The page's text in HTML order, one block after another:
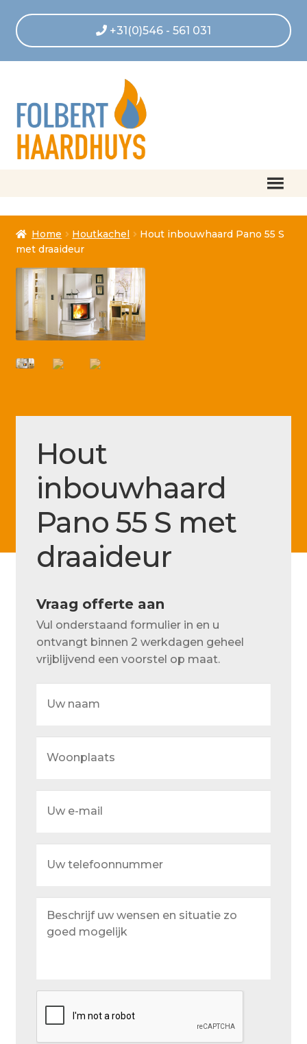
+31(0)546 - 561 031
Afrekenen
Algemene voorwaarden
Betaling geannuleerd
Betaling voltooid
Fout bij betaling
Installatieservice
Klantenservice
Mijn account
Over ons
Sample Page
Showroom
Verzending en bezorging
Winkelmand
Home Houtkachel
Hout inbouwhaard Pano 55 S
met draaideur
Hout
inbouwhaard
Pano 55 S met
draaideur
Vraag offerte aan
Vul onderstaand formulier in en u
ontvangt binnen 2 werkdagen geheel
vrijblijvend een voorstel op maat.
naam
telefoonnummer
uw
wensen